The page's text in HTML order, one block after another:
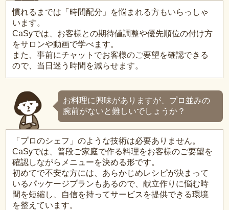
慣れるまでは「時間配分」を悩まれる方もいらっしゃ
います。
CaSyでは、お客様との期待値調整や優先順位の付け方
をサロンや動画で学べます。
また、事前にチャットでお客様のご要望を確認できる
ので、当日迷う時間を減らせます。
お料理に興味がありますが、プロ並みの
腕前がないと難しいでしょうか？
「プロのシェフ」のような技術は必要ありません。
CaSyでは、普段ご家庭で作る料理をお客様のご要望を
確認しながらメニューを決める形です。
初めてで不安な方には、あらかじめレシピが決まって
いるパッケージプランもあるので、献立作りに悩む時
間を短縮し、自信を持ってサービスを提供できる環境
を整えています。